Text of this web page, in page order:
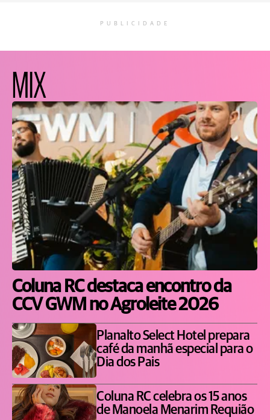
PUBLICIDADE
MIX
Coluna RC destaca encontro da
CCV GWM no Agroleite 2026
Planalto Select Hotel prepara
café da manhã especial para o
Dia dos Pais
Coluna RC celebra os 15 anos
de Manoela Menarim Requião